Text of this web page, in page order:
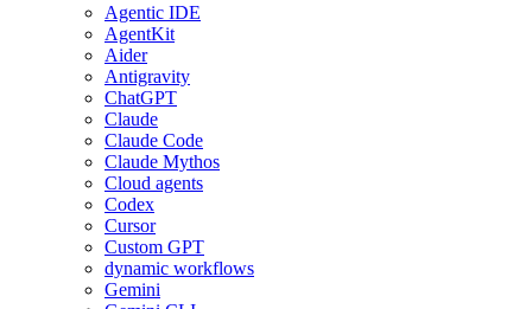
Agentic IDE
AgentKit
Aider
Antigravity
ChatGPT
Claude
Claude Code
Claude Mythos
Cloud agents
Codex
Cursor
Custom GPT
dynamic workflows
Gemini